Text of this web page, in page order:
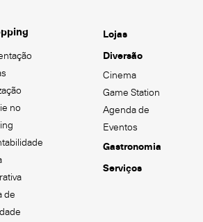
no
de
Lojas
Diversão
Cinema
Game Station
Agenda de
Eventos
Gastronomia
Serviços